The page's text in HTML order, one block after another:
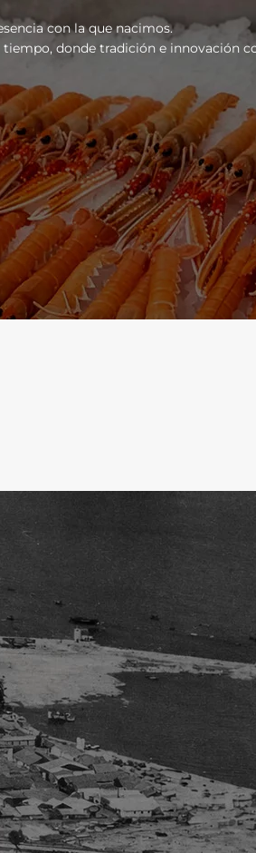
con la que nacimos.
donde tradición e innovación